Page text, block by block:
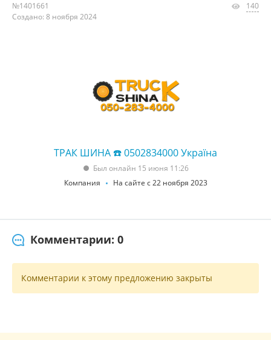
№1401661
Создано: 8 ноября 2024
140
ТРАК ШИНА ☎️ 0502834000 Україна
Был онлайн 15 июня 11:26
Компания
На сайте с 22 ноября 2023
Комментарии: 0
Комментарии к этому предложению закрыты